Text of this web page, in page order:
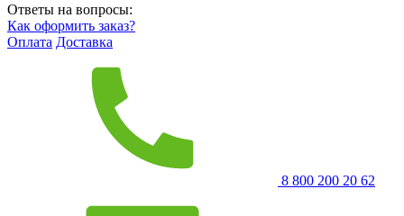
Ответы на вопросы:
Как оформить заказ?
Оплата Доставка
8 800 200 20 62